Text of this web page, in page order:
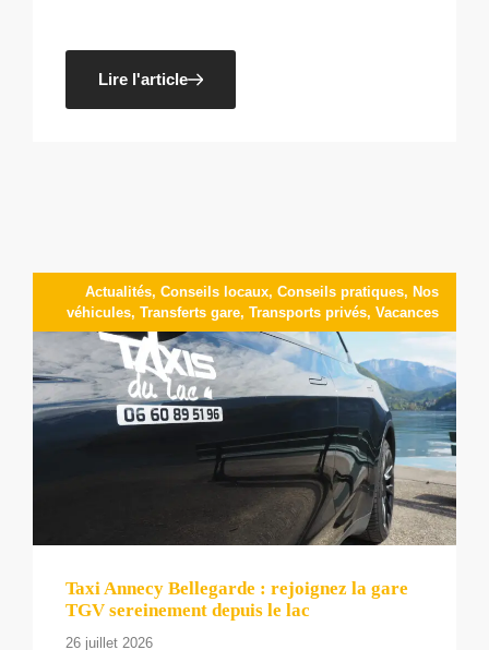
Lire l'article
Actualités, Conseils locaux, Conseils pratiques, Nos
véhicules, Transferts gare, Transports privés, Vacances
Taxi Annecy Bellegarde : rejoignez la gare
TGV sereinement depuis le lac
26 juillet 2026